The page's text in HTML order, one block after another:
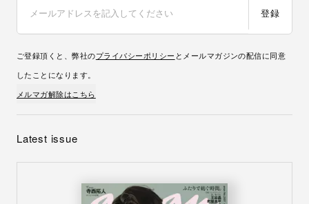
登録
ご登録頂くと、弊社のプライバシーポリシー とメールマガジンの配信に同意
したことになります。
メルマガ解除はこちら
Latest issue